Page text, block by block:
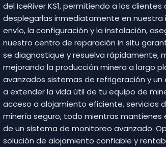
del IceRiver KS1, permitiendo a los
desplegarlas inmediatamente en nuestra
envío, la configuración y la instalación,
nuestro centro de reparación in situ
se diagnostique y resuelva rápidamente,
mejorando la producción minera a largo
avanzados sistemas de refrigeración y
a extender la vida útil de tu equipo de
acceso a alojamiento eficiente, servicios
minería seguro, todo mientras
de un sistema de monitoreo avanzado.
solución de alojamiento confiable y